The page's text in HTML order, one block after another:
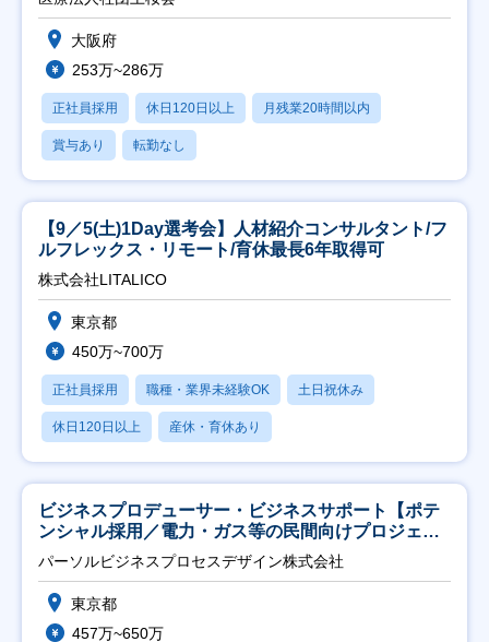
大阪府
253万~286万
正社員採用 休日120日以上 月残業20時間以内
賞与あり 転勤なし
【9／5(土)1Day選考会】人材紹介コンサルタント/フ
ルフレックス・リモート/育休最長6年取得可
株式会社LITALICO
東京都
450万~700万
正社員採用 職種・業界未経験OK 土日祝休み
休日120日以上 産休・育休あり
ビジネスプロデューサー・ビジネスサポート【ポテ
ンシャル採用／電力・ガス等の民間向けプロジェク
ト推進】
パーソルビジネスプロセスデザイン株式会社
東京都
457万~650万